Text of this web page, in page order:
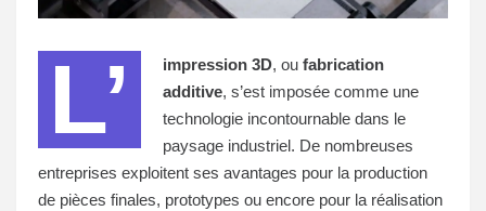
L’ impression 3D, ou fabrication
additive, s’est imposée comme une
technologie incontournable dans le
paysage industriel. De nombreuses
entreprises exploitent ses avantages pour la production
de pièces finales, prototypes ou encore pour la réalisation